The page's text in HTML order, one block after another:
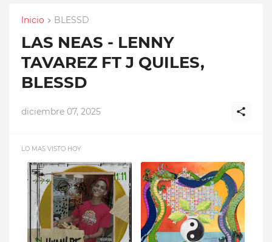
Inicio BLESSD
LAS NEAS - LENNY
TAVAREZ FT J QUILES,
BLESSD
diciembre 07, 2025
LO MAS VISTO HOY